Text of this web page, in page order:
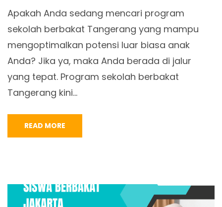
Apakah Anda sedang mencari program
sekolah berbakat Tangerang yang mampu
mengoptimalkan potensi luar biasa anak
Anda? Jika ya, maka Anda berada di jalur
yang tepat. Program sekolah berbakat
Tangerang kini…
READ MORE